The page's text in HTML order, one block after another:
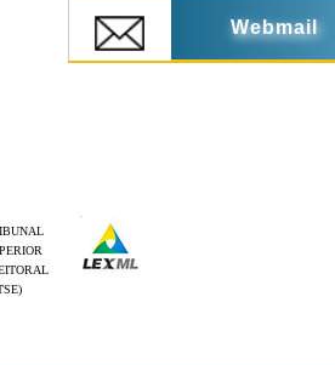
Webmail